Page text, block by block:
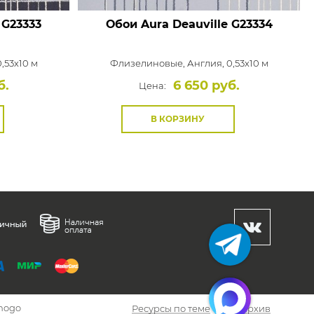
м
Обои Aura DeauvilleG23334
Флизелиновые, Англия, 0,53x10 м
Цена:
6 650 руб.
В КОРЗИНУ
Ресурсы по теме Архив